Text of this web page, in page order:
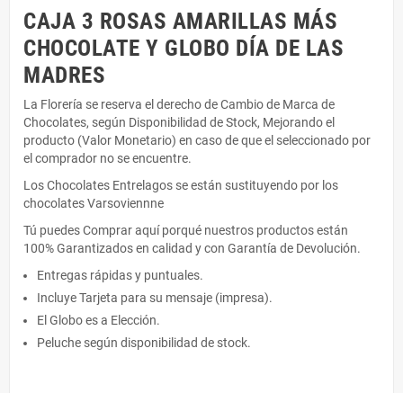
CAJA 3 ROSAS AMARILLAS MÁS
CHOCOLATE Y GLOBO DÍA DE LAS
MADRES
La Florería se reserva el derecho de Cambio de Marca de
Chocolates, según Disponibilidad de Stock, Mejorando el
producto (Valor Monetario) en caso de que el seleccionado por
el comprador no se encuentre.
Los Chocolates Entrelagos se están sustituyendo por los
chocolates Varsoviennne
Tú puedes Comprar aquí porqué nuestros productos están
100% Garantizados en calidad y con Garantía de Devolución.
Entregas rápidas y puntuales.
Incluye Tarjeta para su mensaje (impresa).
El Globo es a Elección.
Peluche según disponibilidad de stock.